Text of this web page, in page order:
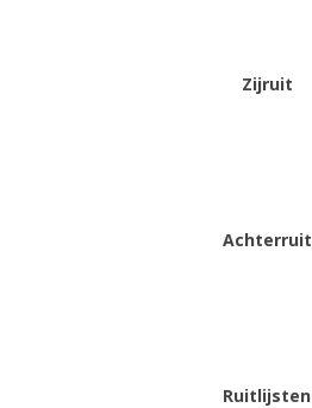
Zijruit
Achterruit
Ruitlijsten